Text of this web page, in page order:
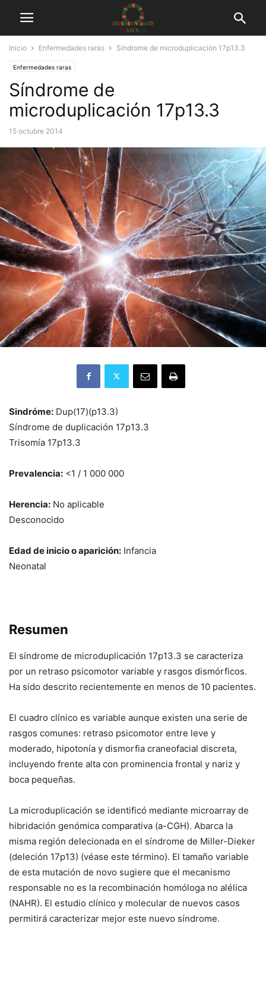
Inicio Enfermedades raras Síndrome de microduplicación 17p13.3
Enfermedades raras
Síndrome de
microduplicación 17p13.3
15 octubre 2014
Sindróme: Dup(17)(p13.3)
Síndrome de duplicación 17p13.3
Trisomía 17p13.3
Prevalencia: <1 / 1 000 000
Herencia: No aplicable
Desconocido
Edad de inicio o aparición: Infancia
Neonatal
Resumen
El síndrome de microduplicación 17p13.3 se caracteriza
por un retraso psicomotor variable y rasgos dismórficos.
Ha sido descrito recientemente en menos de 10 pacientes.
El cuadro clínico es variable aunque existen una serie de
rasgos comunes: retraso psicomotor entre leve y
moderado, hipotonía y dismorfia craneofacial discreta,
incluyendo frente alta con prominencia frontal y nariz y
boca pequeñas.
La microduplicación se identificó mediante microarray de
hibridación genómica comparativa (a-CGH). Abarca la
misma región delecionada en el síndrome de Miller-Dieker
(deleción 17p13) (véase este término). El tamaño variable
de esta mutación de novo sugiere que el mecanismo
responsable no es la recombinación homóloga no alélica
(NAHR). El estudio clínico y molecular de nuevos casos
permitirá caracterizar mejor este nuevo síndrome.